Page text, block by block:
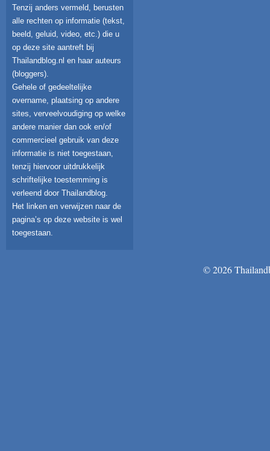
Tenzij anders vermeld, berusten
alle rechten op informatie (tekst,
beeld, geluid, video, etc.) die u
op deze site aantreft bij
Thailandblog.nl en haar auteurs
(bloggers).
Gehele of gedeeltelijke
overname, plaatsing op andere
sites, verveelvoudiging op welke
andere manier dan ook en/of
commercieel gebruik van deze
informatie is niet toegestaan,
tenzij hiervoor uitdrukkelijk
schriftelijke toestemming is
verleend door Thailandblog.
Het linken en verwijzen naar de
pagina’s op deze website is wel
toegestaan.
© 2026